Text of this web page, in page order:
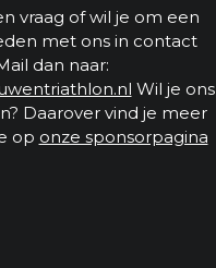
vraag of wil je om een
met ons in contact
dan naar:
Wil je ons
Daarover vind je meer
op onze sponsorpagina